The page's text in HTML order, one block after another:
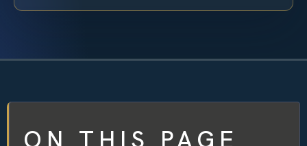
ON THIS PAGE